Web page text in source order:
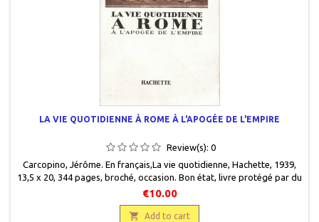
LA VIE QUOTIDIENNE À ROME À L'APOGÉE DE L'EMPIRE
Review(s): 0
Carcopino, Jérôme. En français,La vie quotidienne, Hachette, 1939,
13,5 x 20, 344 pages, broché, occasion. Bon état, livre protégé par du
plastique.
€10.00
 Add to cart